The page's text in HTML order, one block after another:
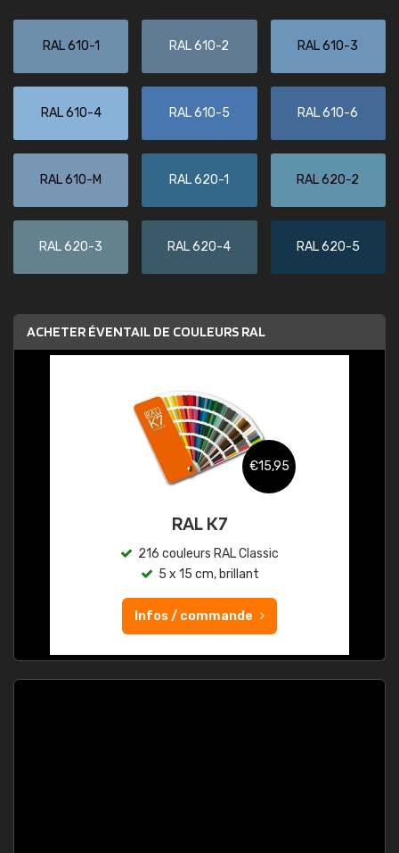
RAL 610-1 RAL 610-2 RAL 610-3
RAL 610-4 RAL 610-5 RAL 610-6
RAL 610-M RAL 620-1 RAL 620-2
RAL 620-3 RAL 620-4 RAL 620-5
ACHETER ÉVENTAIL DE COULEURS RAL
€15,95
RAL K7
216 couleurs RAL Classic
5 x 15 cm, brillant
Infos / commande